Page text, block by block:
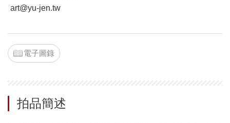
art@yu-jen.tw
電子圖錄
拍品簡述